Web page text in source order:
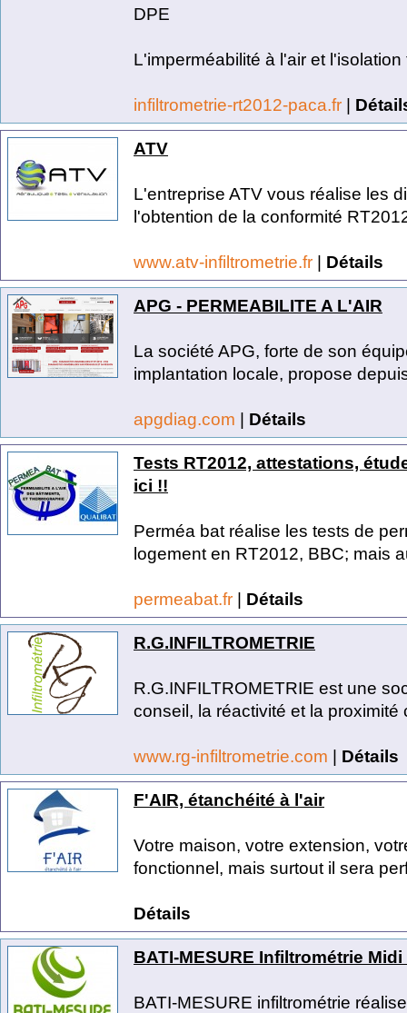
DPE
L'imperméabilité à l'air et
infiltrometrie-rt2012-paca.fr |
ATV
L'entreprise ATV vous réalise les
l'obtention de la conformité
www.atv-infiltrometrie.fr | Détails
APG - PERMEABILITE A L'AIR
La société APG, forte de son
implantation locale, propose
apgdiag.com | Détails
Tests RT2012, attestations,
ici !!
Perméa bat réalise les tests de
logement en RT2012, BBC; mais
permeabat.fr | Détails
R.G.INFILTROMETRIE
R.G.INFILTROMETRIE est une
conseil, la réactivité et la proximité
www.rg-infiltrometrie.com | Détails
F'AIR, étanchéité à l'air
Votre maison, votre extension,
fonctionnel, mais surtout il sera
Détails
BATI-MESURE Infiltrométrie
BATI-MESURE infiltrométrie